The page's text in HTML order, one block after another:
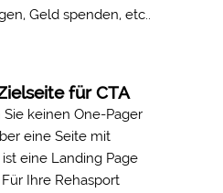
Geld spenden, etc..
für CTA
Sie keinen One-Pager
eine Seite mit
eine Landing Page
Ihre Rehasport